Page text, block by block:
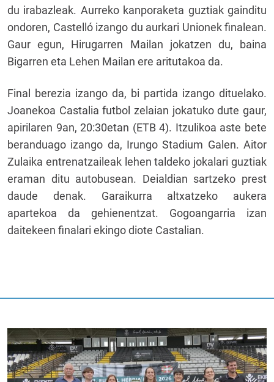
du irabazleak. Aurreko kanporaketa guztiak gainditu
ondoren, Castelló izango du aurkari Unionek finalean.
Gaur egun, Hirugarren Mailan jokatzen du, baina
Bigarren eta Lehen Mailan ere aritutakoa da.
Final berezia izango da, bi partida izango dituelako.
Joanekoa Castalia futbol zelaian jokatuko dute gaur,
apirilaren 9an, 20:30etan (ETB 4). Itzulikoa aste bete
beranduago izango da, Irungo Stadium Galen. Aitor
Zulaika entrenatzaileak lehen taldeko jokalari guztiak
eraman ditu autobusean. Deialdian sartzeko prest
daude denak. Garaikurra altxatzeko aukera
apartekoa da gehienentzat. Gogoangarria izan
daitekeen finalari ekingo diote Castalian.